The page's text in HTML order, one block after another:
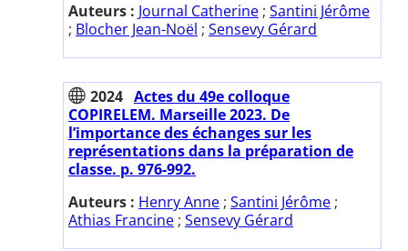
Auteurs : Journal Catherine ; Santini Jérôme
; Blocher Jean-Noël ; Sensevy Gérard
2024 Actes du 49e colloque
COPIRELEM. Marseille 2023. De
l’importance des échanges sur les
représentations dans la préparation de
classe. p. 976-992.
Auteurs : Henry Anne ; Santini Jérôme ;
Athias Francine ; Sensevy Gérard